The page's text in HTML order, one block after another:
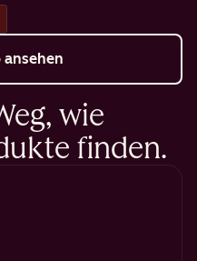
ansehen
wie
finden.